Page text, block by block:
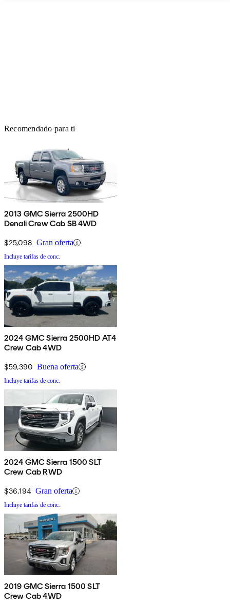
Recomendado para ti
2013 GMC Sierra 2500HD
Denali Crew Cab SB 4WD
$25,098 Gran oferta
Incluye tarifas de conc.
2024 GMC Sierra 2500HD AT4
Crew Cab 4WD
$59,390 Buena oferta
Incluye tarifas de conc.
2024 GMC Sierra 1500 SLT
Crew Cab RWD
$36,194 Gran oferta
Incluye tarifas de conc.
2019 GMC Sierra 1500 SLT
Crew Cab 4WD